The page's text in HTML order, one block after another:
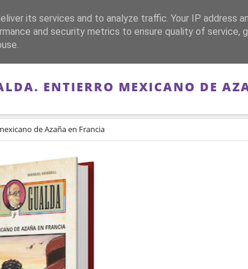
FRANQUISMO GUERRA DE ESPAÑA
ENTIERRO MEXICANO DE
de Azaña en Francia
its services and to analyze traffic. Your IP address
and security metrics to ensure quality of service,